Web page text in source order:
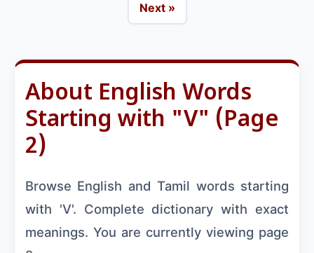
Next »
About English Words
Starting with "V" (Page
2)
Browse English and Tamil words starting
with 'V'. Complete dictionary with exact
meanings. You are currently viewing page